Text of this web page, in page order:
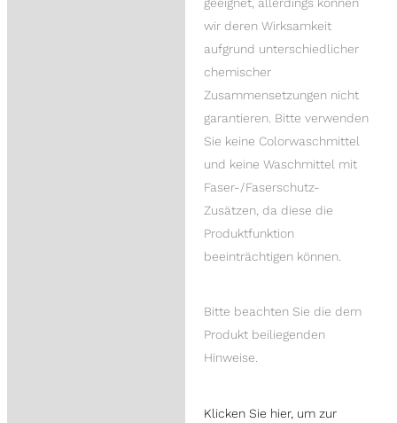
wir deren Wirksamkeit
aufgrund unterschiedlicher
chemischer
Zusammensetzungen nicht
garantieren. Bitte verwenden
Sie keine Colorwaschmittel
und keine Waschmittel mit
Faser-/Faserschutz-
Zusätzen, da diese die
Produktfunktion
beeinträchtigen können.
Bitte beachten Sie die dem
Produkt beiliegenden
Hinweise.
Klicken Sie hier, um zur